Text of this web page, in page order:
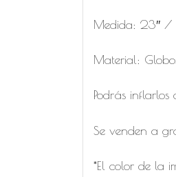
Medida: 23″ /
Material:
Podrás
Se venden a
*El color de la